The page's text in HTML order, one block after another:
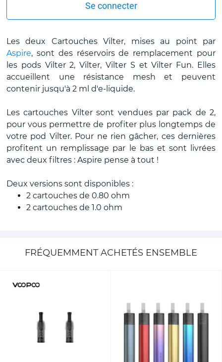
Se connecter
Les deux Cartouches Vilter, mises au point par
Aspire, sont des réservoirs de remplacement pour
les pods Vilter 2, Vilter, Vilter S et Vilter Fun. Elles
accueillent une résistance mesh et peuvent
contenir jusqu'à 2 ml d'e-liquide.
Les cartouches Vilter sont vendues par pack de 2,
pour vous permettre de profiter plus longtemps de
votre pod Vilter. Pour ne rien gâcher, ces dernières
profitent un remplissage par le bas et sont livrées
avec deux filtres : Aspire pense à tout !
Deux versions sont disponibles :
2 cartouches de 0.80 ohm
2 cartouches de 1.0 ohm
FRÉQUEMMENT ACHETÉS ENSEMBLE